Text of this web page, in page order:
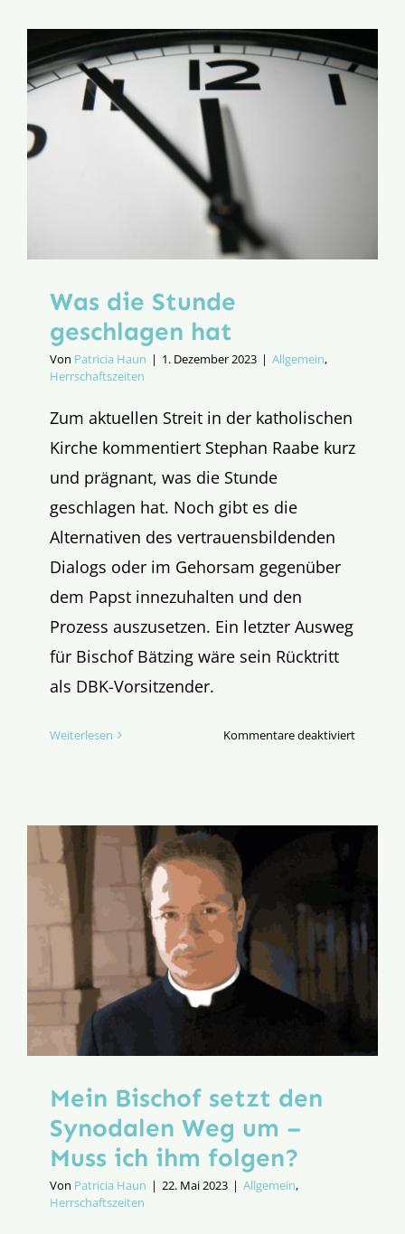
tun
Was die Stunde
geschlagen hat
Von Patricia Haun | 1. Dezember 2023 | Allgemein,
Herrschaftszeiten
Zum aktuellen Streit in der katholischen
Kirche kommentiert Stephan Raabe kurz
und prägnant, was die Stunde
geschlagen hat. Noch gibt es die
Alternativen des vertrauensbildenden
Dialogs oder im Gehorsam gegenüber
dem Papst innezuhalten und den
Prozess auszusetzen. Ein letzter Ausweg
für Bischof Bätzing wäre sein Rücktritt
als DBK-Vorsitzender.
Weiterlesen Kommentare deaktiviertfür
Mein Bischof setzt den
Synodalen Weg um –
Muss ich ihm folgen?
Von Patricia Haun | 22. Mai 2023 | Allgemein,
Herrschaftszeiten